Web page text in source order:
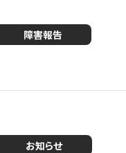
障害報告
お知らせ